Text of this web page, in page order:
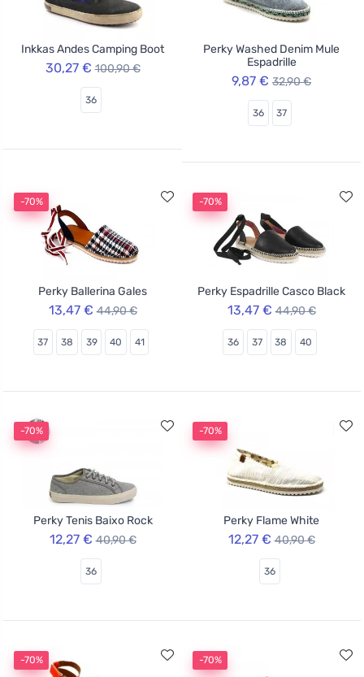
Inkkas Andes Camping Boot
30,27 € 100,90 €
36
Perky Washed Denim Mule
Espadrille
9,87 € 32,90 €
36 37
-70%
Perky Ballerina Gales
13,47 € 44,90 €
37 38 39 40 41
-70%
Perky Espadrille Casco Black
13,47 € 44,90 €
36 37 38 40
-70%
Perky Tenis Baixo Rock
12,27 € 40,90 €
36
-70%
Perky Flame White
12,27 € 40,90 €
36
-70% -70%